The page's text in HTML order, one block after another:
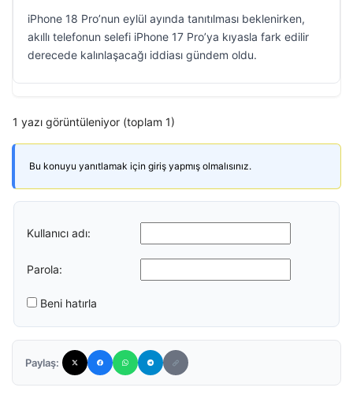
iPhone 18 Pro’nun eylül ayında tanıtılması beklenirken,
akıllı telefonun selefi iPhone 17 Pro’ya kıyasla fark edilir
derecede kalınlaşacağı iddiası gündem oldu.
1 yazı görüntüleniyor (toplam 1)
Bu konuyu yanıtlamak için giriş yapmış olmalısınız.
Kullanıcı adı:
Parola:
Beni hatırla
Paylaş: